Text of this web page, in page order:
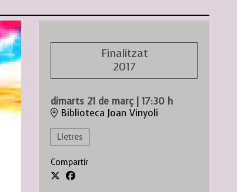
Finalitzat
2017
dimarts 21 de març | 17:30 h
Biblioteca Joan Vinyoli
Lletres
Compartir